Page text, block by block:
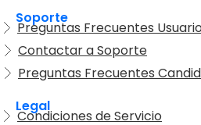
Soporte
Preguntas Frecuentes
Contactar a Soporte
Preguntas Frecuentes
Legal
Condiciones de Servicio